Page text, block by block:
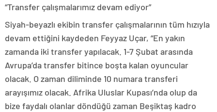
“Transfer çalışmalarımız devam ediyor”
Siyah-beyazlı ekibin transfer çalışmalarının tüm hızıyla
devam ettiğini kaydeden Feyyaz Uçar, “En yakın
zamanda iki transfer yapılacak. 1-7 Şubat arasında
Avrupa’da transfer bitince boşta kalan oyuncular
olacak. O zaman diliminde 10 numara transferi
arayışımız olacak. Afrika Uluslar Kupası’nda olup da
bize faydalı olanlar döndüğü zaman Beşiktaş kadro